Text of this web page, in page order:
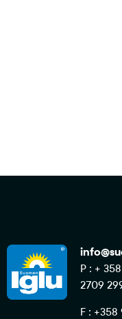
P : +
2709
F : +358